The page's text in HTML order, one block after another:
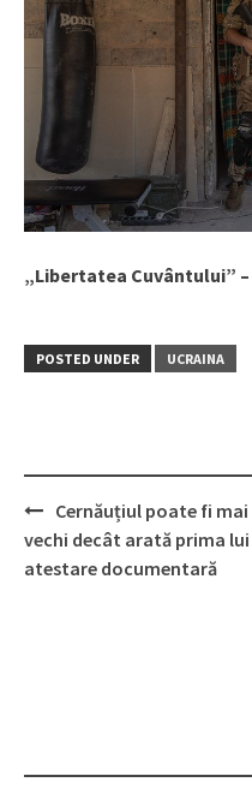
„Libertatea Cuvântului” –
POSTED UNDER UCRAINA
Post
navigation
Cernăuțiul poate fi mai
vechi decât arată prima lui
atestare documentară